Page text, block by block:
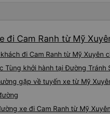
đi Cam Ranh từ Mỹ
đi Cam Ranh từ Mỹ
Tùng khởi hành tại Đường Tránh
gặp về tuyến xe từ Mỹ
xe đi Cam Ranh từ Mỹ Xuyên